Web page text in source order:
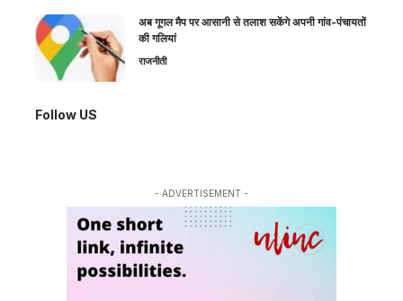
अब गूगल मैप पर आसानी से तलाश सकेंगे अपनी गांव-पंचायतों
की गलियां
राजनीती
Follow US
- ADVERTISEMENT -